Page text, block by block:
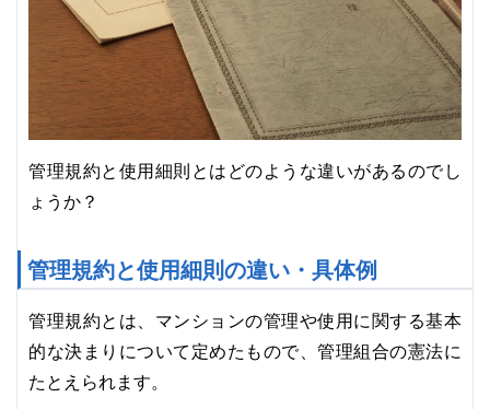
管理規約と使用細則とはどのような違いがあるのでし
ょうか？
管理規約と使用細則の違い・具体例
管理規約とは、マンションの管理や使用に関する基本
的な決まりについて定めたもので、管理組合の憲法に
たとえられます。